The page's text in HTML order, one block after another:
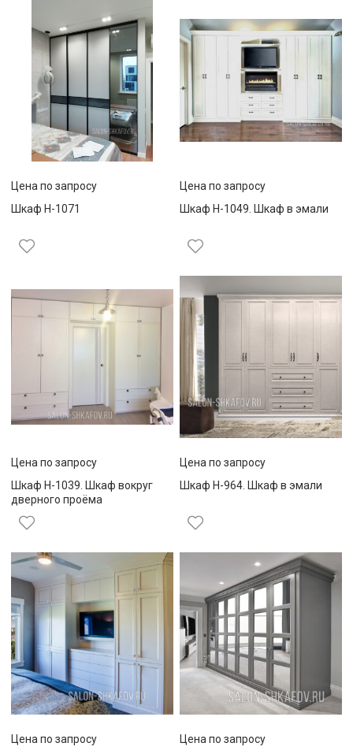
Цена по запросу
Шкаф Н-1071
Цена по запросу
Шкаф Н-1049. Шкаф в эмали
Цена по запросу
Шкаф Н-1039. Шкаф вокруг
дверного проёма
Цена по запросу
Шкаф Н-964. Шкаф в эмали
Цена по запросу
Цена по запросу